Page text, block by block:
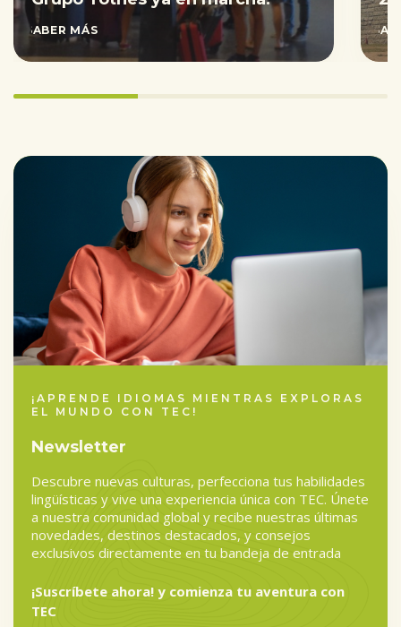
SABER MÁS
33.333333333333336%
¡APRENDE IDIOMAS MIENTRAS EXPLORAS
EL MUNDO CON TEC!
Newsletter
Descubre nuevas culturas, perfecciona tus habilidades
lingüísticas y vive una experiencia única con TEC. Únete
a nuestra comunidad global y recibe nuestras últimas
novedades, destinos destacados, y consejos
exclusivos directamente en tu bandeja de entrada
¡Suscríbete ahora! y comienza tu aventura con
TEC